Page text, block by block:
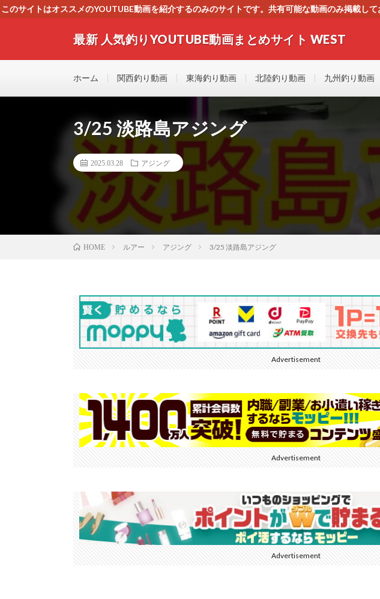
このサイトはオススメのYOUTUBE動画を紹介するのみのサイトです。共有可能な動画のみ掲載
最新 人気釣りYOUTUBE動画まとめサイト WEST
す！！
ホーム 関西釣り動画 東海釣り動画 北陸釣り動画 九州釣り動画
3/25 淡路島アジング
2025.03.28 アジング
HOME ルアー アジング 3/25 淡路島アジング
Advertisement
Advertisement
Advertisement